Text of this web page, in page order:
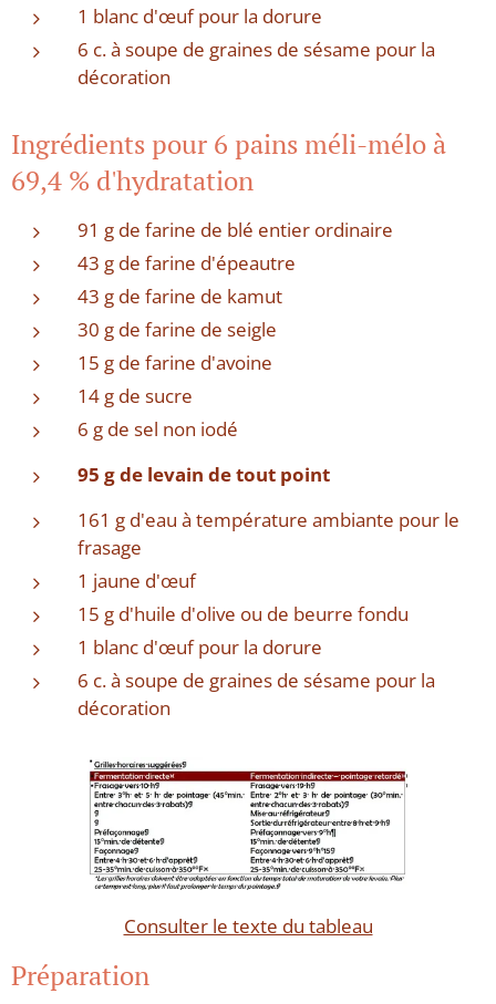
1 blanc d'œuf pour la dorure
6 c. à soupe de graines de sésame pour la
décoration
Ingrédients pour 6 pains méli-mélo à
69,4 % d'hydratation
91 g de farine de blé entier ordinaire
43 g de farine d'épeautre
43 g de farine de kamut
30 g de farine de seigle
15 g de farine d'avoine
14 g de sucre
6 g de sel non iodé
95 g de levain de tout point
161 g d'eau à température ambiante pour le
frasage
1 jaune d'œuf
15 g d'huile d'olive ou de beurre fondu
1 blanc d'œuf pour la dorure
6 c. à soupe de graines de sésame pour la
décoration
Consulter le texte du tableau
Préparation